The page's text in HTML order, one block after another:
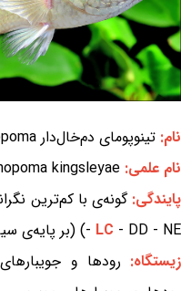
نام: تینوپومای دم‌خال‌دار Tailspot ctenopoma
نام علمی: kingsleyae
پایندگی:
- LC - DD - NE) (بر پایه‌ی سیاهه‌ی سرخ IUCN)
زیستگاه: رودها و